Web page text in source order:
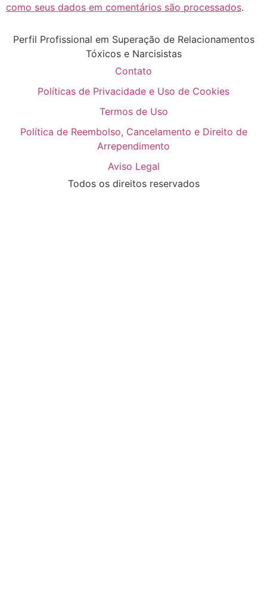
como seus dados em comentários são processados.
Perfil Profissional em Superação de Relacionamentos
Tóxicos e Narcisistas
Contato
Políticas de Privacidade e Uso de Cookies
Termos de Uso
Política de Reembolso, Cancelamento e Direito de
Arrependimento
Aviso Legal
Todos os direitos reservados